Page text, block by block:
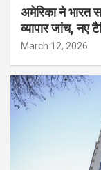
अमेरिका ने
व्यापार जांच, नए
March 12, 2026